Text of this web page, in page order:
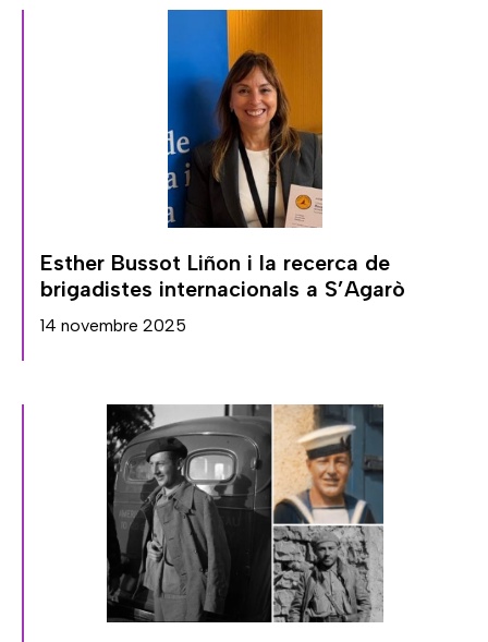
Esther Bussot Liñon i la recerca de
brigadistes internacionals a S’Agarò
14 novembre 2025